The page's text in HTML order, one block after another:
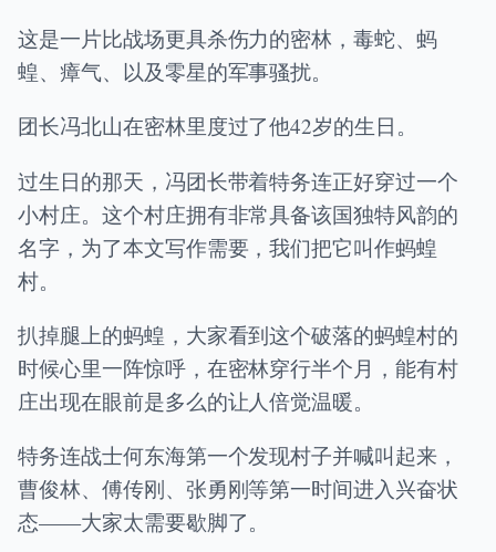
这是一片比战场更具杀伤力的密林，毒蛇、蚂
蝗、瘴气、以及零星的军事骚扰。
团长冯北山在密林里度过了他42岁的生日。
过生日的那天，冯团长带着特务连正好穿过一个
小村庄。这个村庄拥有非常具备该国独特风韵的
名字，为了本文写作需要，我们把它叫作蚂蝗
村。
扒掉腿上的蚂蝗，大家看到这个破落的蚂蝗村的
时候心里一阵惊呼，在密林穿行半个月，能有村
庄出现在眼前是多么的让人倍觉温暖。
特务连战士何东海第一个发现村子并喊叫起来，
曹俊林、傅传刚、张勇刚等第一时间进入兴奋状
态——大家太需要歇脚了。